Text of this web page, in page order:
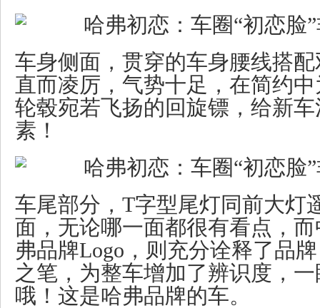
车身侧面，贯穿的车身腰线搭
直而凌厉，气势十足，在简约
轮毂宛若飞扬的回旋镖，给新
素！
车尾部分，T字型尾灯同前大灯
面，无论哪一面都很有看点，
弗品牌Logo，则充分诠释了品
之笔，为整车增加了辨识度，
哦！这是哈弗品牌的车。